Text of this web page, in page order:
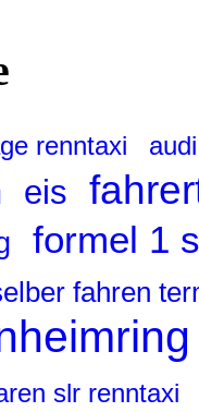
renntaxi
eis
formel 1
fahren
slr renntaxi